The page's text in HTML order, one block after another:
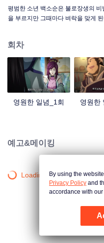
평범한 소년 백소순은 불로장생의
을 부르지만 그때마다 벼락을 맞게
회차
영원한 일념_1회 영원한
예고&메이킹
Loading…By using the
Privacy Policy and
accordance with our